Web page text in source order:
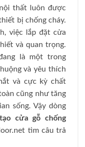
thất luôn được
bị chống cháy.
việc lắp đặt cửa
và quan trọng.
là một trong
và yêu thích
và cực kỳ chất
cũng như tăng
sống. Vậy dòng
cửa gỗ chống
tìm câu trả